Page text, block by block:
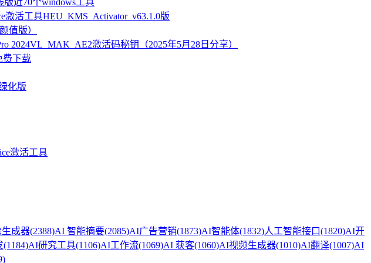
激活工具HEU_KMS_Activator_v63.1.0版
值版）
2024VL_MAK_AE2激活码秘钥（2025年5月28日分享）
费下载
化版
成器(2388)AI 智能摘要(2085)AI广告营销(1873)AI智能体(1832)人工智能接口(1820)AI开
(1184)AI研究工具(1106)AI工作流(1069)AI 获客(1060)AI视频生成器(1010)AI翻译(1007)AI